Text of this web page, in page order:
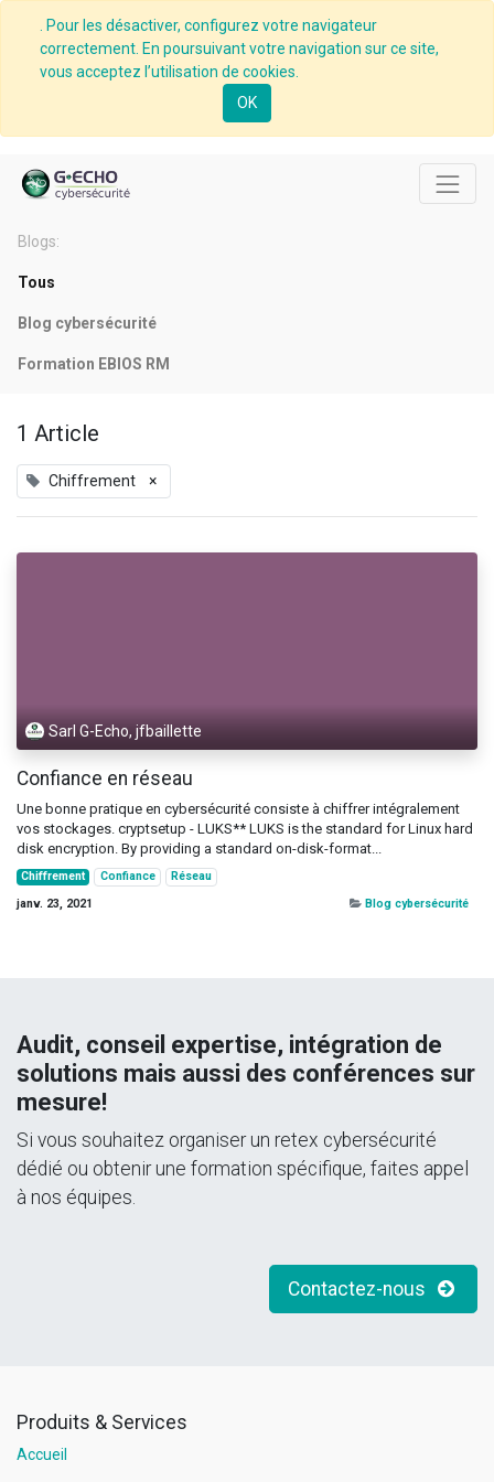
. Pour les désactiver, configurez votre navigateur
correctement. En poursuivant votre navigation sur ce site,
vous acceptez l’utilisation de cookies.
OK
Blogs:
Tous
Blog cybersécurité
Formation EBIOS RM
1 Article
Chiffrement ×
Sarl G-Echo, jfbaillette
Confiance en réseau
Une bonne pratique en cybersécurité consiste à chiffrer intégralement
vos stockages. cryptsetup - LUKS** LUKS is the standard for Linux hard
disk encryption. By providing a standard on-disk-format...
Chiffrement Confiance
Réseau
janv. 23, 2021
Blog cybersécurité
Audit, conseil expertise, intégration de
solutions mais aussi des conférences sur
mesure!
Si vous souhaitez organiser un retex cybersécurité
dédié ou obtenir une formation spécifique, faites appel
à nos équipes.
Contactez-nous
Produits & Services
Accueil